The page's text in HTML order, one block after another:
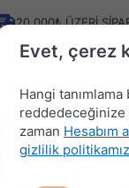
20.000₺ ÜZERI
HIRDAVAT
MALZEMELERİ
Evet, çerez
Hangi
reddedeceğinize
zaman Hesabım
gizlilik